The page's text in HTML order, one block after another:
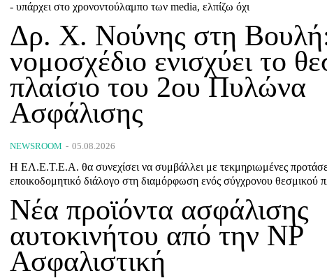
- υπάρχει στο χρονοντούλαμπο των media, ελπίζω όχι
Δρ. Χ. Νούνης στη
νομοσχέδιο ενισχύει το
πλαίσιο του 2ου Πυλώνα
Ασφάλισης
NEWSROOM - 05.08.2026
Η ΕΛ.Ε.Τ.Ε.Α. θα συνεχίσει να συμβάλλει με τεκμηριωμένες
εποικοδομητικό διάλογο στη διαμόρφωση ενός σύγχρονου θεσμικού
Νέα προϊόντα ασφάλισης
αυτοκινήτου από την NP
Ασφαλιστική